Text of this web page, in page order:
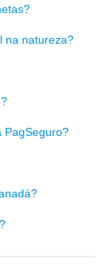
na natureza?
PagSeguro?